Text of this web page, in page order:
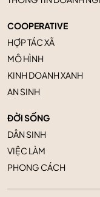
COOPERATIVE
HỢP TÁC XÃ
MÔ HÌNH
KINH DOANH XANH
AN SINH
ĐỜI SỐNG
DÂN SINH
VIỆC LÀM
PHONG CÁCH